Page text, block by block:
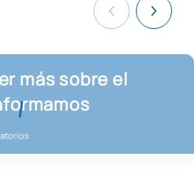
más sobre el